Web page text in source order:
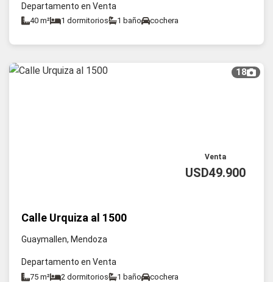
Departamento en Venta
40 m² 1 dormitorios 1 baño cochera
18
Venta
USD49.900
Calle Urquiza al 1500
Guaymallen, Mendoza
Departamento en Venta
75 m² 2 dormitorios 1 baño cochera